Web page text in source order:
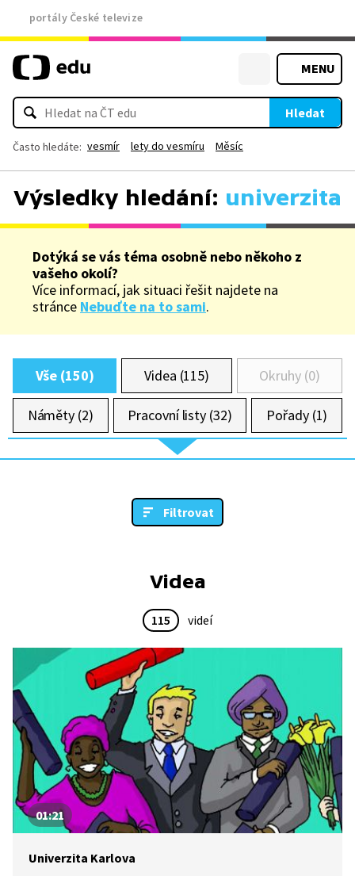
portály České televize
MENU
Hledat
Často hledáte: vesmír lety do vesmíru Měsíc
Výsledky hledání: univerzita
Dotýká se vás téma osobně nebo někoho z
vašeho okolí?
Více informací, jak situaci řešit najdete na
stránce Nebuďte na to sami.
Vše (150) Videa (115) Okruhy (0)
Náměty (2) Pracovní listy (32) Pořady (1)
Filtrovat
Videa
115 videí
01:21
Univerzita Karlova